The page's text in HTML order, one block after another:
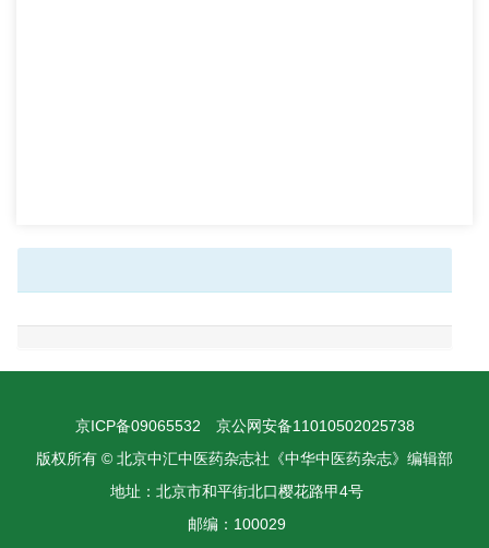
京ICP备09065532 京公网安备11010502025738
版权所有 © 北京中汇中医药杂志社《中华中医药杂志》编辑部
地址：北京市和平街北口樱花路甲4号
邮编：100029